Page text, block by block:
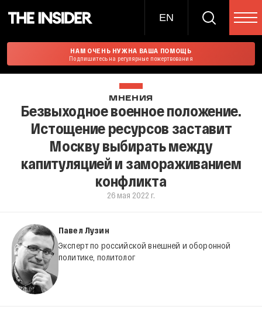
EN
НАМ ОЧЕНЬ НУЖНА ВАША ПОМОЩЬ
Подпишитесь на регулярные пожертвования
МНЕНИЯ
Безвыходное военное положение.
Истощение ресурсов заставит
Москву выбирать между
капитуляцией и замораживанием
конфликта
26 мая 2022 г.
Павел Лузин
Эксперт по российской внешней и оборонной
политике, политолог